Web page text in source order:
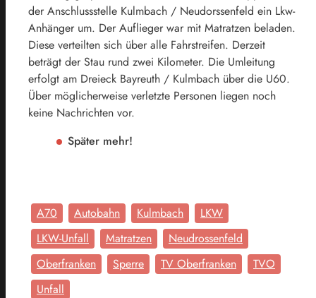
der Anschlussstelle Kulmbach / Neudorssenfeld ein Lkw-
Anhänger um. Der Auflieger war mit Matratzen beladen.
Diese verteilten sich über alle Fahrstreifen. Derzeit
beträgt der Stau rund zwei Kilometer. Die Umleitung
erfolgt am Dreieck Bayreuth / Kulmbach über die U60.
Über möglicherweise verletzte Personen liegen noch
keine Nachrichten vor.
Später mehr!
A70 Autobahn Kulmbach
LKW
LKW-Unfall
Matratzen
Neudrossenfeld
Oberfranken
Sperre TV Oberfranken
TVO
Unfall